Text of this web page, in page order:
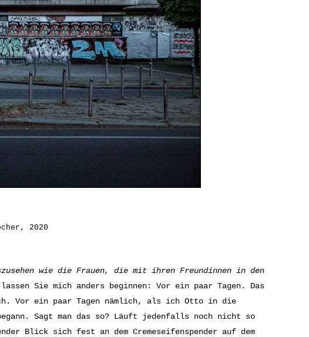
2020
wie die Frauen, die mit ihren Freundinnen in den
Sie mich anders beginnen: Vor ein paar Tagen. Das
Vor ein paar Tagen nämlich, als ich Otto in die
Sagt man das so? Läuft jedenfalls noch nicht so
Blick sich fest an dem Cremeseifenspender auf dem